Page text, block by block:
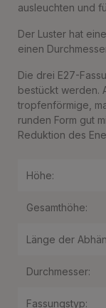
ausleuchten und
Der Luster hat
einen
Die drei E27-
bestückt werden.
tropfenförmige,
runden Form gut
Reduktion des
Höhe:
Gesamthöhe:
Länge der
Durchmesser:
Fassungstyp: